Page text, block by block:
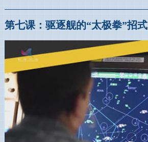
第七课：驱逐舰的“太极拳”招式